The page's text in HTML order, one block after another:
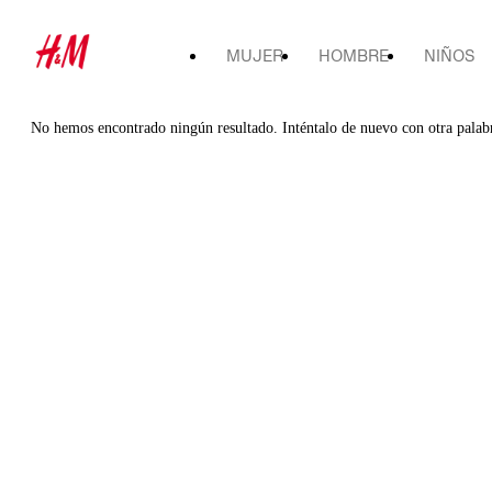
MUJER HOMBRE NIÑOS
No hemos encontrado ningún resultado. Inténtalo de nuevo con otra